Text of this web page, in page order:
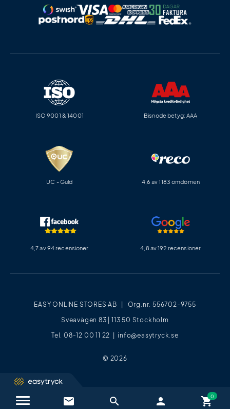
Kontakta oss / FAQ close
EASY ONLINE STORES AB | Org.nr. 556702-9755
Sveavägen 83 | 113 50 Stockholm
Tel. 08-12 00 11 22 | info@easytryck.se
© 2026
ISO 9001 & 14001 Bisnode betyg: AAA
UC - Guld 4,6 av 1183 omdömen
4,7 av 94 recensioner 4,8 av 192 recensioner
email search person shopping_cart